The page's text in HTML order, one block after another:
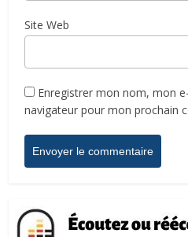
Site Web
Enregistrer mon nom, mon
navigateur pour mon prochain